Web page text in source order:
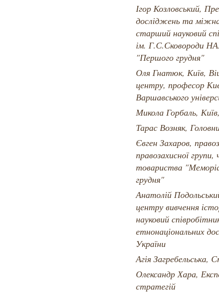
Ігор Козловський,
досліджень та
старший науковий
ім. Г.С.Сковороди
"Першого грудня"
Оля Гнатюк, Київ,
центру, професор
Варшавського
Микола Горбаль,
Тарас Возняк,
Євген Захаров,
правозахисної
товариства
грудня"
Анатолій
центру вивчення
науковий
етнонаціональних
України
Агія Загребельська,
Олександр Хара,
стратегій